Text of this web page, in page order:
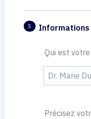
5
Qui est
Précisez